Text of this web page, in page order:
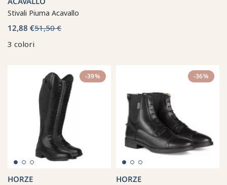
Stivali Piuma Acavallo
12,88 €51,50 €
3 colori
-39%
HORZE
-36%
HORZE